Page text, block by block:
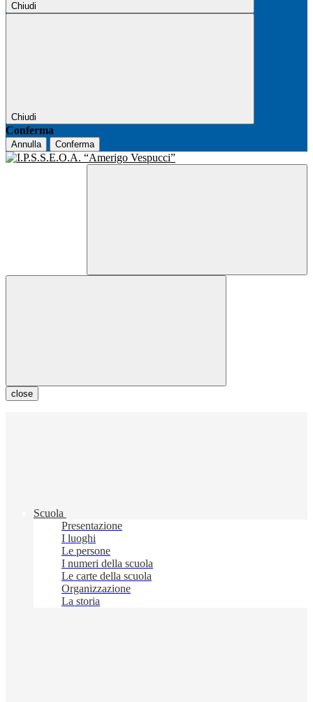
Chiudi
Chiudi
Conferma
Annulla Conferma
close
Scuola
Presentazione
I luoghi
Le persone
I numeri della scuola
Le carte della scuola
Organizzazione
La storia